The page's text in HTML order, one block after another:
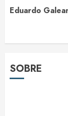
Eduardo
SOBRE